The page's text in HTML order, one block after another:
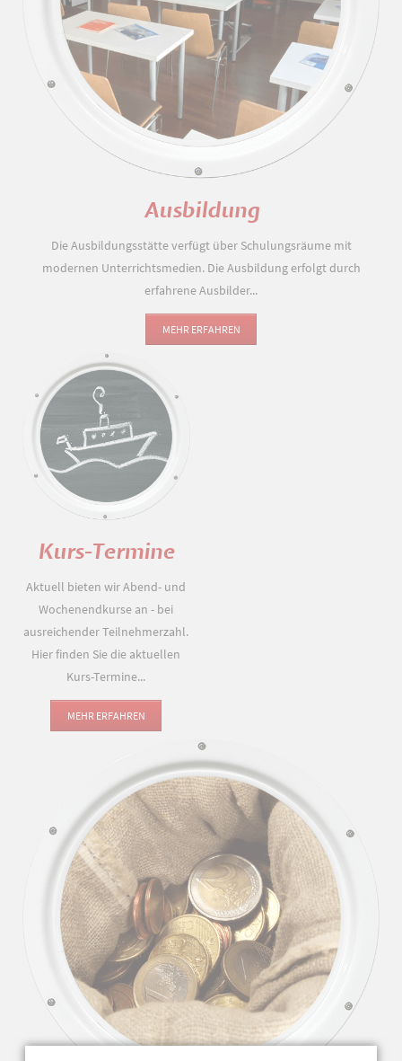
Ausbildung
Die Ausbildungsstätte verfügt über Schulungsräume mit
modernen Unterrichtsmedien. Die Ausbildung erfolgt durch
erfahrene Ausbilder...
MEHR ERFAHREN
Kurs-Termine
Aktuell bieten wir Abend- und
Wochenendkurse an - bei
ausreichender Teilnehmerzahl.
Hier finden Sie die aktuellen
Kurs-Termine...
MEHR ERFAHREN